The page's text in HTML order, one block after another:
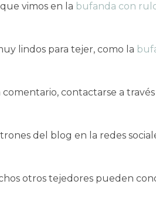
vimos en la bufanda con
lindos para tejer, como la
contactarse a
del blog en la redes
otros tejedores pueden